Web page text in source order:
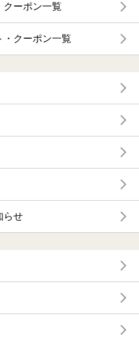
クーポン一覧
・クーポン一覧
らせ